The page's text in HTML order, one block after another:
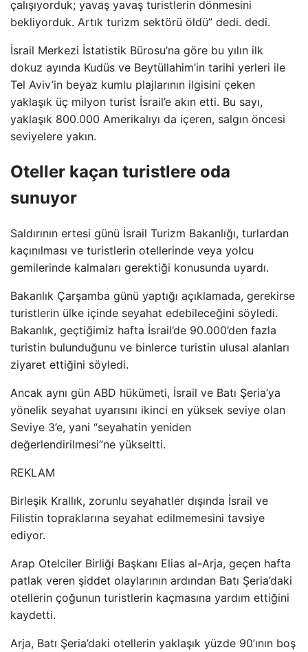
çalışıyorduk; yavaş yavaş turistlerin dönmesini
bekliyorduk. Artık turizm sektörü öldü” dedi. dedi.
İsrail Merkezi İstatistik Bürosu’na göre bu yılın ilk
dokuz ayında Kudüs ve Beytüllahim’in tarihi yerleri ile
Tel Aviv’in beyaz kumlu plajlarının ilgisini çeken
yaklaşık üç milyon turist İsrail’e akın etti. Bu sayı,
yaklaşık 800.000 Amerikalıyı da içeren, salgın öncesi
seviyelere yakın.
Oteller kaçan turistlere oda
sunuyor
Saldırının ertesi günü İsrail Turizm Bakanlığı, turlardan
kaçınılması ve turistlerin otellerinde veya yolcu
gemilerinde kalmaları gerektiği konusunda uyardı.
Bakanlık Çarşamba günü yaptığı açıklamada, gerekirse
turistlerin ülke içinde seyahat edebileceğini söyledi.
Bakanlık, geçtiğimiz hafta İsrail’de 90.000’den fazla
turistin bulunduğunu ve binlerce turistin ulusal alanları
ziyaret ettiğini söyledi.
Ancak aynı gün ABD hükümeti, İsrail ve Batı Şeria’ya
yönelik seyahat uyarısını ikinci en yüksek seviye olan
Seviye 3’e, yani “seyahatin yeniden
değerlendirilmesi”ne yükseltti.
REKLAM
Birleşik Krallık, zorunlu seyahatler dışında İsrail ve
Filistin topraklarına seyahat edilmemesini tavsiye
ediyor.
Arap Otelciler Birliği Başkanı Elias al-Arja, geçen hafta
patlak veren şiddet olaylarının ardından Batı Şeria’daki
otellerin çoğunun turistlerin kaçmasına yardım ettiğini
kaydetti.
Arja, Batı Şeria’daki otellerin yaklaşık yüzde 90’ının boş